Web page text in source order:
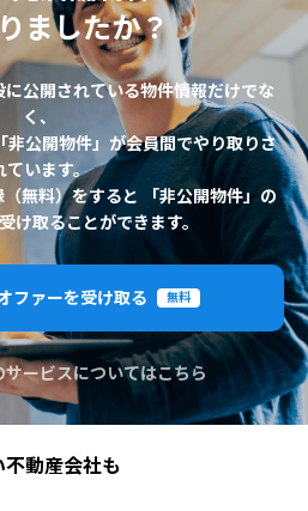
ましたか？
公開されている物件情報だけでな
く、
非公開物件」が会員間でやり取りさ
ています。
無料）をすると 「非公開物件」の
け取ることができます。
ファーを受け取る 無料
サービスについてはこちら
動産会社も